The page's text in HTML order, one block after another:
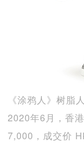
《涂鸦人》树脂
2020年6月，香
7,000，成交价